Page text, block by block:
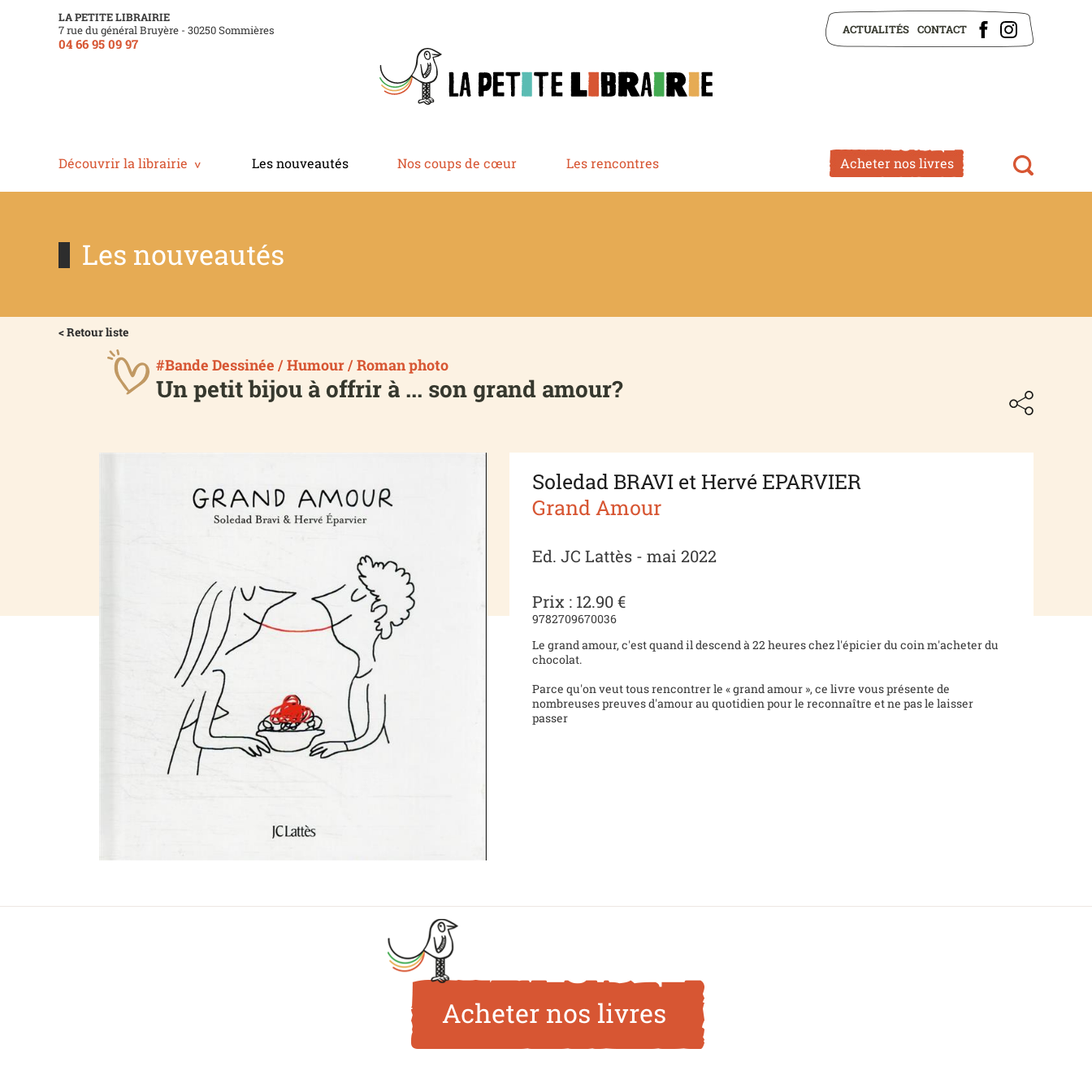
LA PETITE LIBRAIRIE
7 rue du général Bruyère - 30250 Sommières
04 66 95 09 97
ACTUALITÉS CONTACT
Découvrir la librairie Les nouveautés Nos coups de cœur Les rencontres Acheter nos livres
Les nouveautés
< Retour liste
#Bande Dessinée / Humour / Roman photo
Un petit bijou à offrir à ... son grand amour?
Soledad BRAVI et Hervé EPARVIER
Grand Amour
Ed. JC Lattès - mai 2022
Prix : 12.90 €
9782709670036
Le grand amour, c'est quand il descend à 22 heures chez l'épicier du coin m'acheter du
chocolat.
Parce qu'on veut tous rencontrer le « grand amour », ce livre vous présente de
nombreuses preuves d'amour au quotidien pour le reconnaître et ne pas le laisser
passer
Acheter nos livres